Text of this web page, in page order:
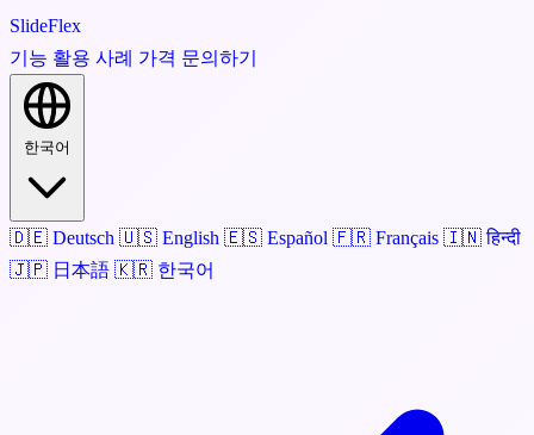
SlideFlex
기능 활용 사례 가격 문의하기
한국어
🇩🇪 Deutsch 🇺🇸 English 🇪🇸 Español 🇫🇷 Français 🇮🇳 हिन्दी
🇯🇵 日本語 🇰🇷 한국어